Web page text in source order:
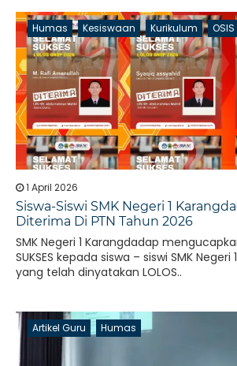
Humas Kesiswaan Kurikulum OSIS
1 April 2026
Siswa-Siswi SMK Negeri 1
Diterima Di PTN Tahun 2026
SMK Negeri 1 Karangdadap
SUKSES kepada siswa – siswi SMK
yang telah dinyatakan LOLOS..
Artikel Guru Humas